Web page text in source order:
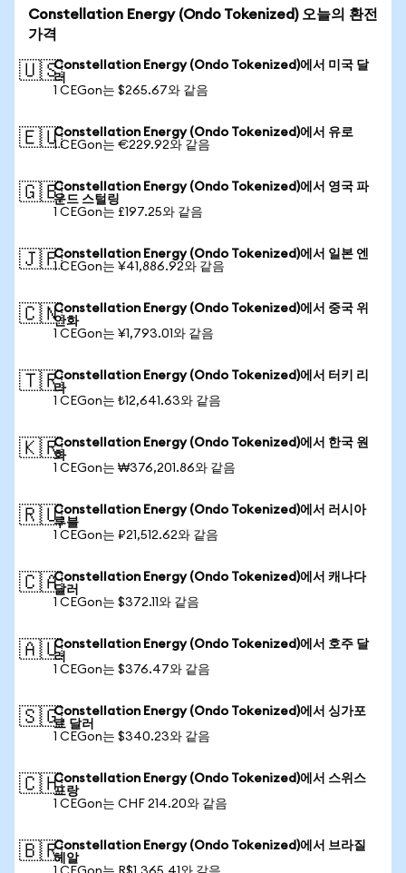
Constellation Energy (Ondo Tokenized) 오늘의 환전
가격
🇺🇸Constellation Energy (Ondo Tokenized)에서 미국 달
러
1 CEGon는 $265.67와 같음
🇪🇺Constellation Energy (Ondo Tokenized)에서 유로
1 CEGon는 €229.92와 같음
🇬🇧Constellation Energy (Ondo Tokenized)에서 영국 파
운드 스털링
1 CEGon는 £197.25와 같음
🇯🇵Constellation Energy (Ondo Tokenized)에서 일본 엔
1 CEGon는 ¥41,886.92와 같음
🇨🇳Constellation Energy (Ondo Tokenized)에서 중국 위
안화
1 CEGon는 ¥1,793.01와 같음
🇹🇷Constellation Energy (Ondo Tokenized)에서 터키 리
라
1 CEGon는 ₺12,641.63와 같음
🇰🇷Constellation Energy (Ondo Tokenized)에서 한국 원
화
1 CEGon는 ₩376,201.86와 같음
🇷🇺Constellation Energy (Ondo Tokenized)에서 러시아
루블
1 CEGon는 ₽21,512.62와 같음
🇨🇦Constellation Energy (Ondo Tokenized)에서 캐나다
달러
1 CEGon는 $372.11와 같음
🇦🇺Constellation Energy (Ondo Tokenized)에서 호주 달
러
1 CEGon는 $376.47와 같음
🇸🇬Constellation Energy (Ondo Tokenized)에서 싱가포
르 달러
1 CEGon는 $340.23와 같음
🇨🇭Constellation Energy (Ondo Tokenized)에서 스위스
프랑
1 CEGon는 CHF 214.20와 같음
🇧🇷Constellation Energy (Ondo Tokenized)에서 브라질
헤알